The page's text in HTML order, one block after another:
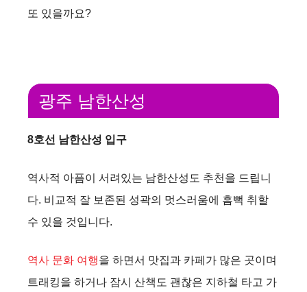
또 있을까요?
광주 남한산성
8호선 남한산성 입구
역사적 아픔이 서려있는 남한산성도 추천을 드립니
다. 비교적 잘 보존된 성곽의 멋스러움에 흠뻑 취할
수 있을 것입니다.
역사 문화 여행을 하면서 맛집과 카페가 많은 곳이며
트래킹을 하거나 잠시 산책도 괜찮은 지하철 타고 가